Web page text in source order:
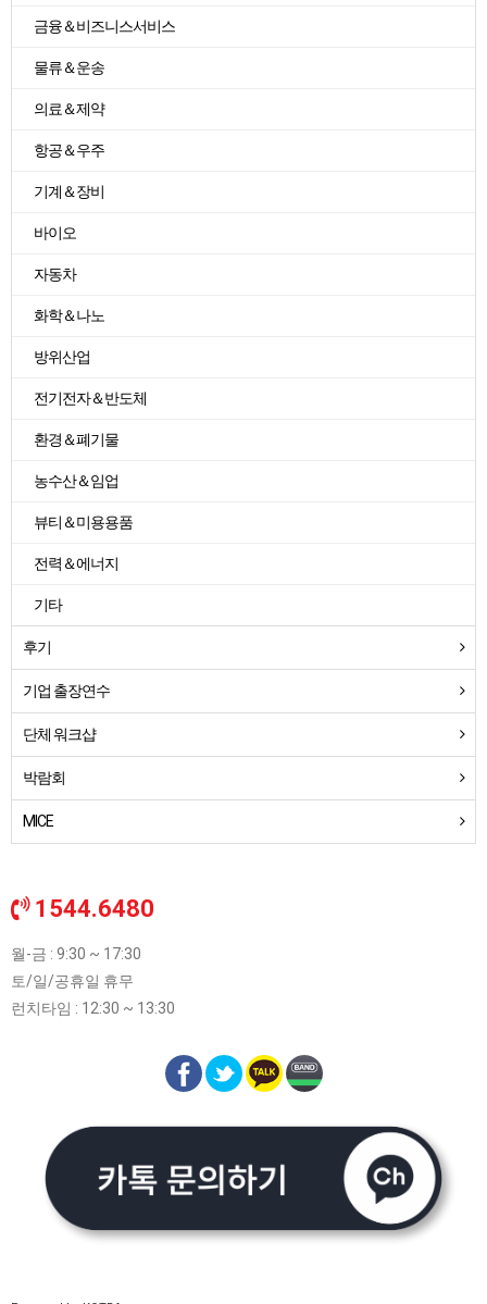
금융＆비즈니스서비스
물류＆운송
의료＆제약
항공＆우주
기계＆장비
바이오
자동차
화학＆나노
방위산업
전기전자＆반도체
환경＆폐기물
농수산＆임업
뷰티＆미용용품
전력＆에너지
기타
후기
기업 출장연수
단체 워크샵
박람회
MICE
1544.6480
월-금 : 9:30 ~ 17:30
토/일/공휴일 휴무
런치타임 : 12:30 ~ 13:30